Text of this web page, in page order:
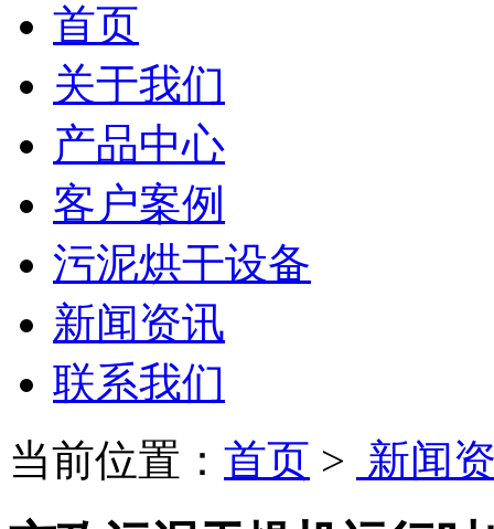
首页
关于我们
产品中心
客户案例
污泥烘干设备
新闻资讯
联系我们
当前位置： 首页 > 新闻